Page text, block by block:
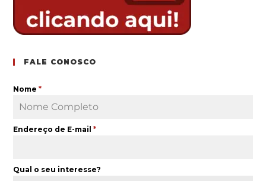
FALE CONOSCO
Nome*
Endereço de E-mail*
Qual o seu interesse?